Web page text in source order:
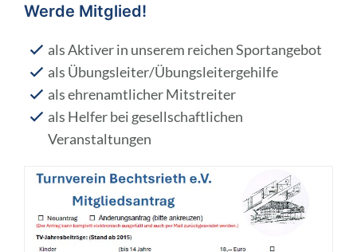
Werde Mitglied!
als Aktiver in unserem reichen Sportangebot
als Übungsleiter/Übungsleitergehilfe
als ehrenamtlicher Mitstreiter
als Helfer bei gesellschaftlichen
Veranstaltungen